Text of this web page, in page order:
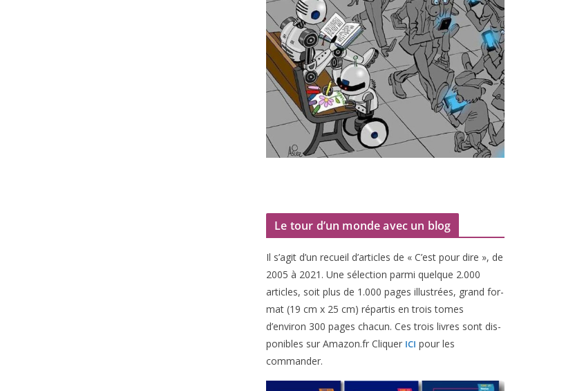
Le tour d’un monde avec un blog
Il s’agit d’un recueil d’ar­ticles de « C’est pour dire », de
2005 à 2021 . Une sélec­tion par­mi quelque 2.000
articles, soit plus de 1 .000 pages illus­trées, grand for­
mat (19 cm x 25 cm) répar­tis en trois tomes
d’environ 300 pages cha­cun. Ces trois livres sont dis­
po­nibles sur Amazon​.fr Cliquer ICI pour les
commander.